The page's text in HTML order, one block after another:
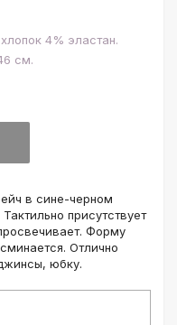
4% эластан.
см.
в сине-черном
присутствует
Форму
Отлично
юбку.